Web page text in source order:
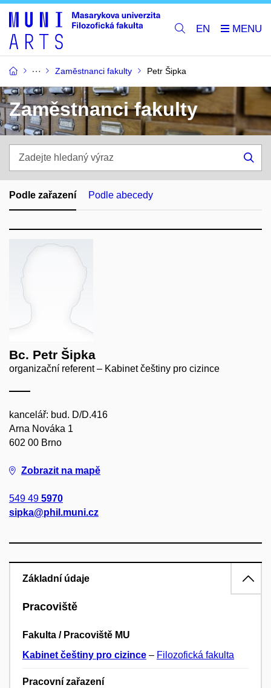
EN
Zaměstnanci fakulty Petr Šipka
Zaměstnanci fakulty
hledaný
výraz
Podle zařazení Podle abecedy
Bc. Petr Šipka
organizační referent – Kabinet češtiny pro cizince
kancelář: bud. D/D.416
Arna Nováka 1
602 00 Brno
Zobrazit na mapě
549 49 5970
sipka@phil.muni.cz
Základní údaje
Pracoviště
Fakulta / Pracoviště MU
Kabinet češtiny pro cizince – Filozofická fakulta
Pracovní zařazení